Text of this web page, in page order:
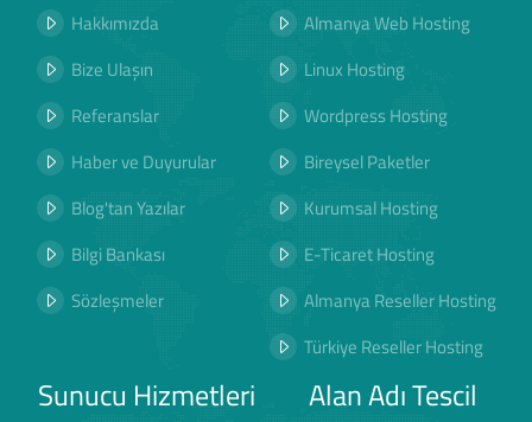
Hakkımızda
Bize Ulaşın
Referanslar
Haber ve Duyurular
Blog'tan Yazılar
Bilgi Bankası
Sözleşmeler
Almanya Web Hosting
Linux Hosting
Wordpress Hosting
Bireysel Paketler
Kurumsal Hosting
E-Ticaret Hosting
Almanya Reseller Hosting
Türkiye Reseller Hosting
Sunucu Hizmetleri Alan Adı Tescil